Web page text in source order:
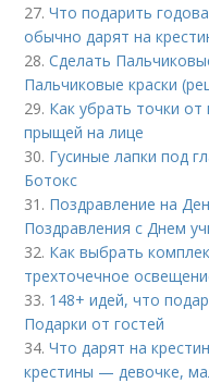
27.Что подарить
обычно дарят на
28.Сделать
Пальчиковые краски
29. Как убрать точки
прыщей на лице
30. Гусиные лапки под
Ботокс
31. Поздравление на
Поздравления с Днем
32. Как выбрать
трехточечное
33. 148+ идей, что
Подарки от гостей
34.Что дарят на
крестины — девочке,